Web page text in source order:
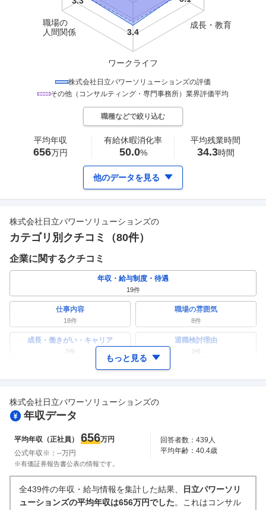
成長・教育
ワークライフ
職場の
人間関係
株式会社日立パワーソリューションズの評価
その他（コンサルティング・専門事務所） 業界評価平均
職種などで絞り込む
平均年収
656万円
有給休暇消化率
50.0%
平均残業時間
34.3時間
他のデータを見る
株式会社日立パワーソリューションズの
カテゴリ別クチコミ（80件）
企業に関するクチコミ
年収・給与制度・待遇
19件
仕事内容
18件
職場の雰囲気
8件
成長・働きがい・キャリア
7件
退職検討理由
2件
ワークライフバランス 女性の活躍・働きやすさ
副業
0件
テレワーク・リモートワーク
人事・評価制度
2件 6 件
企業の選考に関するクチコミ
中途採用面接・選考
件
新卒採用面接・選考
2件
もっと見る
株式会社日立パワーソリューションズの
年収データ
平均年収（正社員） 656万円
公式年収※： --万円
回答者数：439 人
平均年齢：40.4歳
※有価証券報告書公表の情報です。
全439件の年収・給与情報を集計した結果、
日立パワーソリ
ューションズの平均年収は656万円でした。これはコンサル